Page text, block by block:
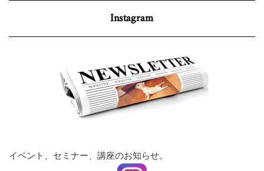
Instagram
イベント、セミナー、講座のお知らせ。